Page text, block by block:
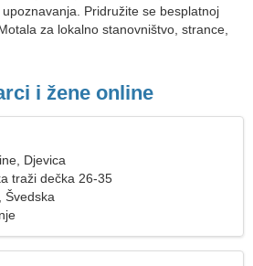
Pridružite se besplatnoj
za lokalno stanovništvo, strance,
i žene online
Djevica
traži dečka 26-35
Švedska